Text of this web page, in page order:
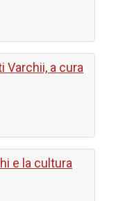
Varchii, a cura
e la cultura